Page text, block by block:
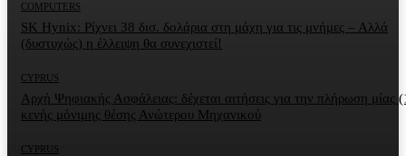
COMPUTERS
SK Hynix: Ρίχνει 38 δισ. δολάρια στη μάχη για τις μνήμες – Αλλά
(δυστυχώς) η έλλειψη θα συνεχιστεί!
CYPRUS
Αρχή Ψηφιακής Ασφάλειας: δέχεται αιτήσεις για την πλήρωση μίας
κενής μόνιμης θέσης Ανώτερου Μηχανικού
CYPRUS